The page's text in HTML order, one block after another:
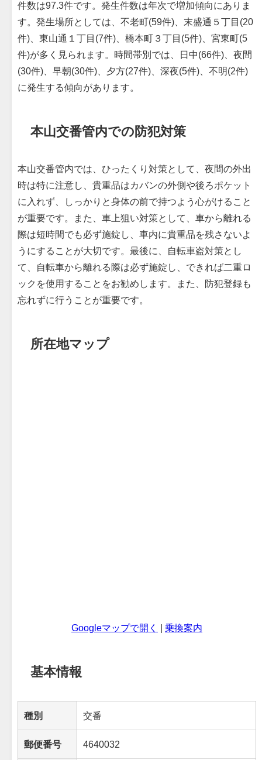
件数は97.3件です。発生件数は年次で増加傾向にありま
す。発生場所としては、不老町(59件)、末盛通５丁目(20
件)、東山通１丁目(7件)、橋本町３丁目(5件)、宮東町(5
件)が多く見られます。時間帯別では、日中(66件)、夜間
(30件)、早朝(30件)、夕方(27件)、深夜(5件)、不明(2件)
に発生する傾向があります。
本山交番管内での防犯対策
本山交番管内では、ひったくり対策として、夜間の外出
時は特に注意し、貴重品はカバンの外側や後ろポケット
に入れず、しっかりと身体の前で持つよう心がけること
が重要です。また、車上狙い対策として、車から離れる
際は短時間でも必ず施錠し、車内に貴重品を残さないよ
うにすることが大切です。最後に、自転車盗対策とし
て、自転車から離れる際は必ず施錠し、できれば二重ロ
ックを使用することをお勧めします。また、防犯登録も
忘れずに行うことが重要です。
所在地マップ
Googleマップで開く 乗換案内
基本情報
種別 交番
郵便番号 4640032